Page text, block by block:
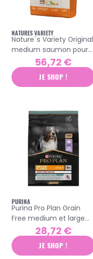
NATURES VARIETY
Nature´s Variety Original
medium saumon pour
chien adulte 10kg
56,72 €
JE SHOP !
PURINA
Purina Pro Plan Grain
Free medium et large
chien adulte sensitive
croquettes dinde 2,5kg
28,72 €
JE SHOP !